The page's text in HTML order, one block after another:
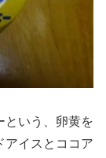
という、卵黄を
アイスとココア